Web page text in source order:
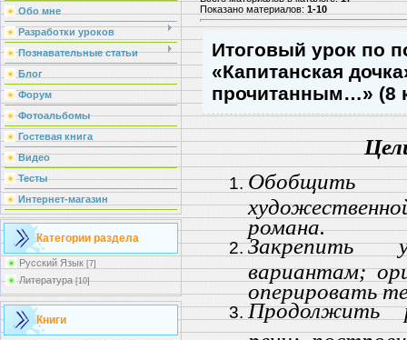
Обо мне
Разработки уроков
Познавательные статьи
Блог
Форум
Фотоальбомы
Гостевая книга
Видео
Тесты
Интернет-магазин
Категории раздела
Русский Язык [7]
Литература [10]
Книги
Показано материалов: 1-10
Итоговый урок по
«Капитанская
прочитанным…» (8
романа.
Закрепить
вариантам;
оперировать
Продолжить